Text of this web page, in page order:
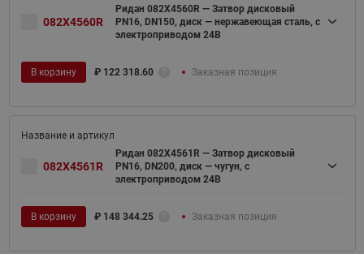
082X4560R
Ридан 082X4560R — Затвор дисковый
PN16, DN150, диск — нержавеющая сталь, с
электроприводом 24В
В корзину ₽ 122 318.60 Заказная позиция
082X4561R
Ридан 082X4561R — Затвор дисковый
PN16, DN200, диск — чугун, с
электроприводом 24В
В корзину ₽ 148 344.25 Заказная позиция